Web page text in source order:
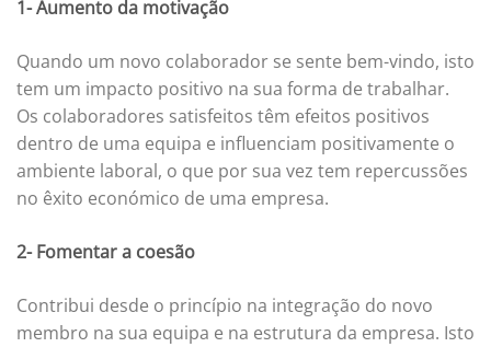
1- Aumento da motivação
Quando um novo colaborador se sente bem-vindo, isto
tem um impacto positivo na sua forma de trabalhar.
Os colaboradores satisfeitos têm efeitos positivos
dentro de uma equipa e influenciam positivamente o
ambiente laboral, o que por sua vez tem repercussões
no êxito económico de uma empresa.
2- Fomentar a coesão
Contribui desde o princípio na integração do novo
membro na sua equipa e na estrutura da empresa. Isto